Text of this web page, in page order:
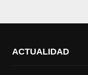
ACTUALIDAD